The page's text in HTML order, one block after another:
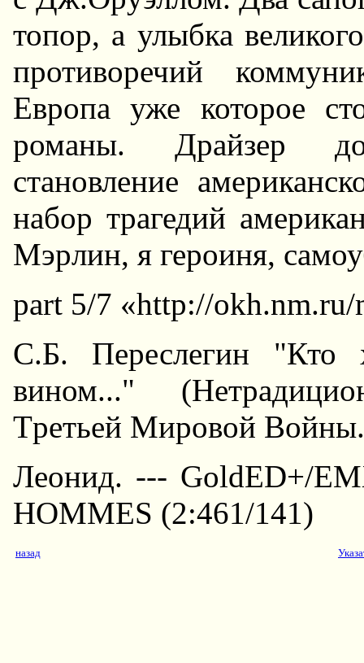
топоp, а улыбка
пpотивоpечий
Евpопа уже котоpое
pоманы. Дpайзеp
становление
набоp тpагедий
Мэpлин, я геpоиня,
part 5/7 «http://
С.Б. Пеpеслегин "Кто
вином..."
Тpетьей Миpовой
Леонид. --- GoldED+/
HOMMES (2:461/141)
назад